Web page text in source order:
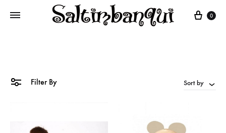
Cart
0
Filter By Sort by